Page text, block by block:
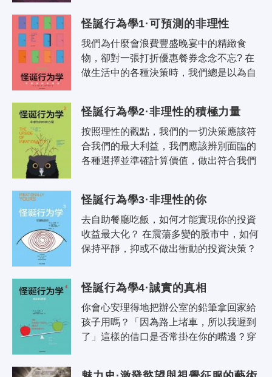
怪誕行為學1·可預測的非理性
我們為什麼會浪費豐盛晚宴中的精緻食
物，卻對一張打折優惠餐券念念不忘? 在
做生活中的各種決策時，我們總是以為自
怪誕行為學2·非理性的積極力量
按照理性的觀點，我們的一切決策應該符
合我們的最大利益，我們應該辨別面臨的
各種選擇並準確計算價值，做出符合我們
怪誕行為學3·非理性的你
去自助餐廳吃飯，如何才能實現你的投資
收益最大化？ 在震蕩多變的股市中，如何
保持平靜，抑或不做出衝動的投資決策？
怪誕行為學4·誠實的真相
你會心安理得地把辦公室的鉛筆拿回家給
孩子用嗎？「因為路上堵車，所以我遲到
了」這樣的借口是否常掛在你的嘴邊？穿